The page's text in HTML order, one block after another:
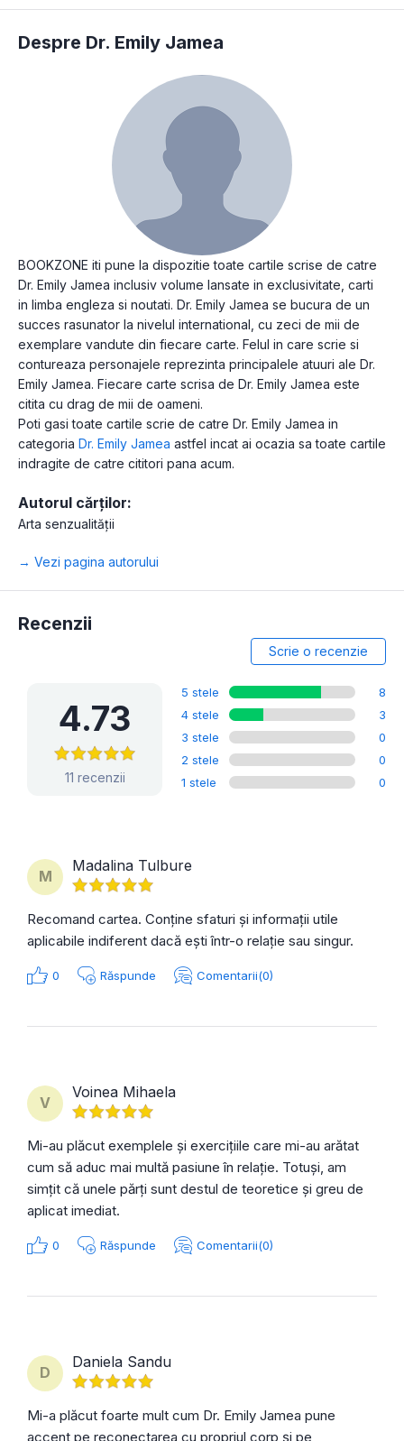
Despre Dr. Emily Jamea
BOOKZONE iti pune la dispozitie toate cartile scrise de catre
Dr. Emily Jamea inclusiv volume lansate in exclusivitate, carti
in limba engleza si noutati. Dr. Emily Jamea se bucura de un
succes rasunator la nivelul international, cu zeci de mii de
exemplare vandute din fiecare carte. Felul in care scrie si
contureaza personajele reprezinta principalele atuuri ale Dr.
Emily Jamea. Fiecare carte scrisa de Dr. Emily Jamea este
citita cu drag de mii de oameni.
Poti gasi toate cartile scrie de catre Dr. Emily Jamea in
categoria Dr. Emily Jamea astfel incat ai ocazia sa toate cartile
indragite de catre cititori pana acum.
Autorul cărților:
Arta senzualității
→ Vezi pagina autorului
Recenzii
Scrie o recenzie
4.73
11 recenzii
5 stele
8
4 stele
3
3 stele
0
2 stele
0
1 stele
0
M
Madalina Tulbure
Recomand cartea. Conține sfaturi și informații utile
aplicabile indiferent dacă ești într-o relație sau singur.
0 Răspunde Comentarii(0)
V
Voinea Mihaela
Mi-au plăcut exemplele și exercițiile care mi-au arătat
cum să aduc mai multă pasiune în relație. Totuși, am
simțit că unele părți sunt destul de teoretice și greu de
aplicat imediat.
0 Răspunde Comentarii(0)
D
Daniela Sandu
Mi-a plăcut foarte mult cum Dr. Emily Jamea pune
accent pe reconectarea cu propriul corp și pe